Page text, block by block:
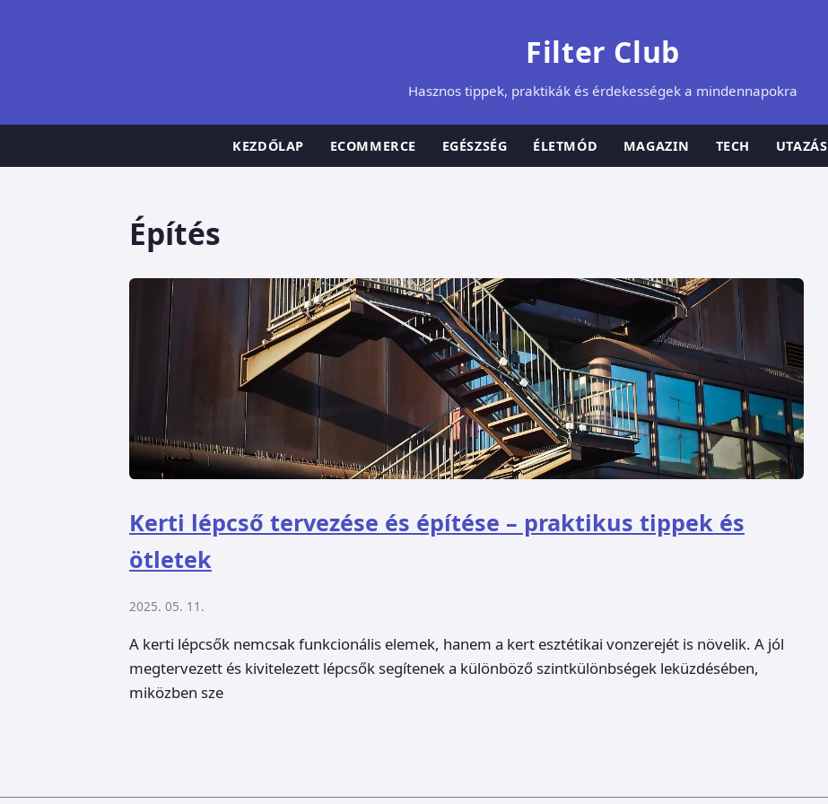
Filter Club
Hasznos tippek, praktikák és érdekességek a mindennapokra
KEZDŐLAP ECOMMERCE EGÉSZSÉG ÉLETMÓD MAGAZIN TECH UTAZÁS
Építés
Kerti lépcső tervezése és építése – praktikus tippek és
ötletek
2025. 05. 11.
A kerti lépcsők nemcsak funkcionális elemek, hanem a kert esztétikai vonzerejét is növelik. A jól
megtervezett és kivitelezett lépcsők segítenek a különböző szintkülönbségek leküzdésében,
miközben sze